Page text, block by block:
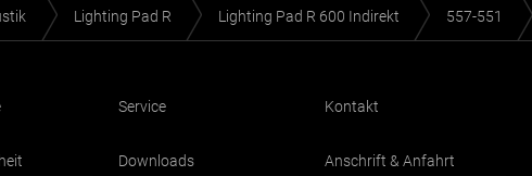
Lighting Pad R Lighting Pad R 600 Indirekt 557-551
Service
Downloads
Kontakt
Anschrift & Anfahrt